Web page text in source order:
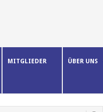
MITGLIEDER ÜBER UNS